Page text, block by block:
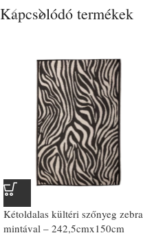
Kapcsolódó termékek
Kétoldalas kültéri szőnyeg zebra
mintával – 242,5cmx150cm